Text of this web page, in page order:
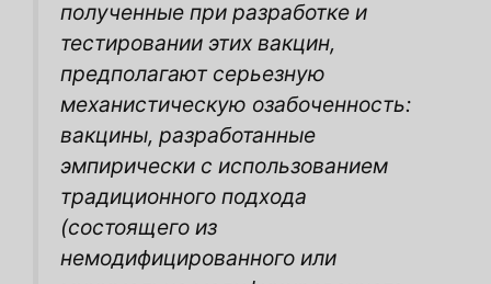
полученные при разработке и
тестировании этих вакцин,
предполагают серьезную
механистическую озабоченность:
вакцины, разработанные
эмпирически с использованием
традиционного подхода
(состоящего из
немодифицированного или